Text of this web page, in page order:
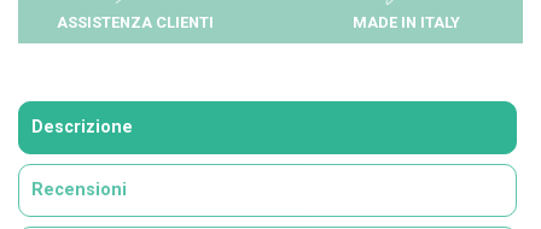
ASSISTENZA CLIENTI MADE IN ITALY
Descrizione
Recensioni